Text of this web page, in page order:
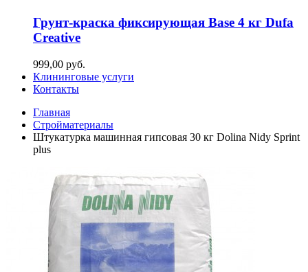
Грунт-краска фиксирующая Base 4 кг Dufa
Creative
999,00 руб.
Клининговые услуги
Контакты
Главная
Стройматериалы
Штукатурка машинная гипсовая 30 кг Dolina Nidy Sprint
plus